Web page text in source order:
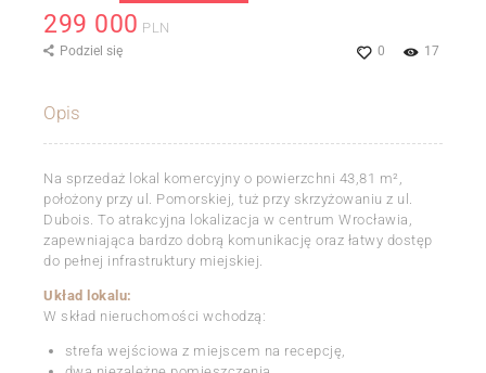
299 000 PLN
17
0
Podziel się
Opis
Na sprzedaż lokal komercyjny o powierzchni 43,81 m²,
położony przy ul. Pomorskiej, tuż przy skrzyżowaniu z ul.
Dubois. To atrakcyjna lokalizacja w centrum Wrocławia,
zapewniająca bardzo dobrą komunikację oraz łatwy dostęp
do pełnej infrastruktury miejskiej.
Układ lokalu:
W skład nieruchomości wchodzą:
strefa wejściowa z miejscem na recepcję,